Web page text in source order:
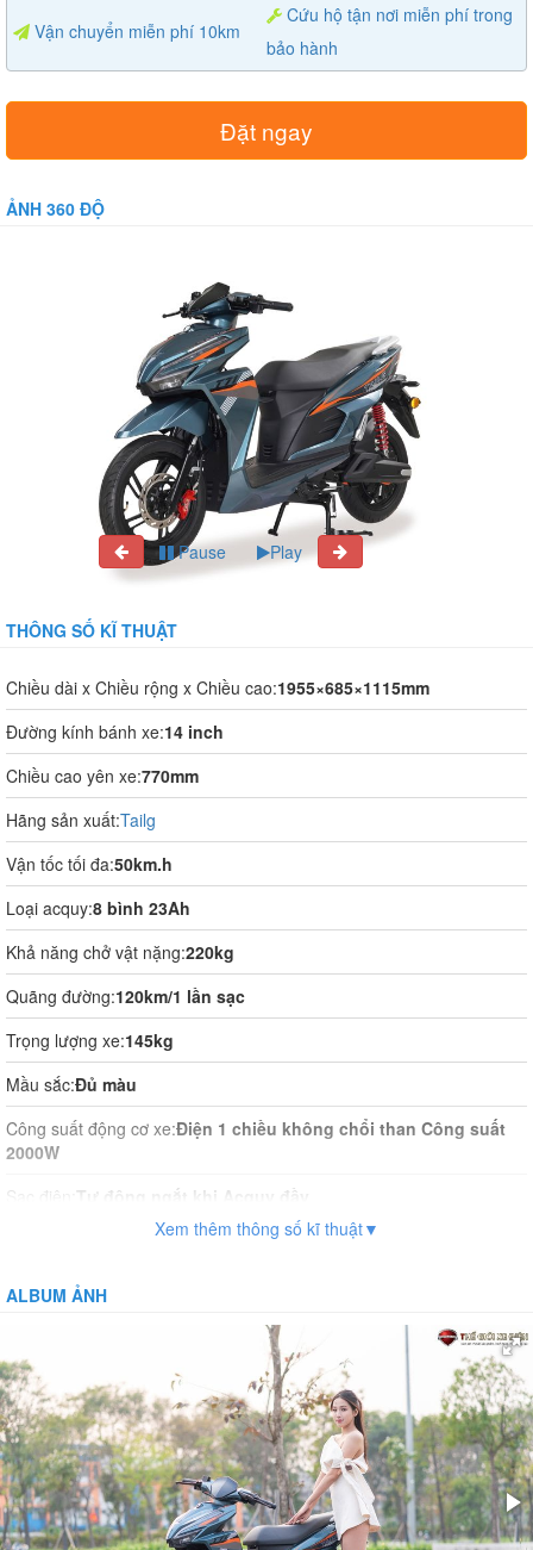
Vận chuyển miễn phí 10km
Cứu hộ tận nơi miễn phí trong
bảo hành
Đặt ngay
ẢNH 360 ĐỘ
Pause Play
THÔNG SỐ KĨ THUẬT
Chiều dài x Chiều rộng x Chiều cao:1955×685×1115mm
Đường kính bánh xe:14 inch
Chiều cao yên xe:770mm
Hãng sản xuất:Tailg
Vận tốc tối đa:50km.h
Loại acquy:8 bình 23Ah
Khả năng chở vật nặng:220kg
Quãng đường:120km/1 lần sạc
Trọng lượng xe:145kg
Mầu sắc:Đủ màu
Công suất động cơ xe:Điện 1 chiều không chổi than Công suất
2000W
Sạc điện: Tự động ngắt khi Acquy đầy
8 tiếng
Vận hành: Tự động hoàn toàn
Phanh đĩa trước, phanh đĩa sau
Giảm xóc:
Giảm chấn thủy lực cao cấp TAILG
Bánh xe:Lốp trước không săm 90/90-14, lốp sau 100/80-14
Bảo vệ dòng:
Bảo vệ tụt áp:
Xem thêm thông số kĩ thuật▼
ALBUM ẢNH